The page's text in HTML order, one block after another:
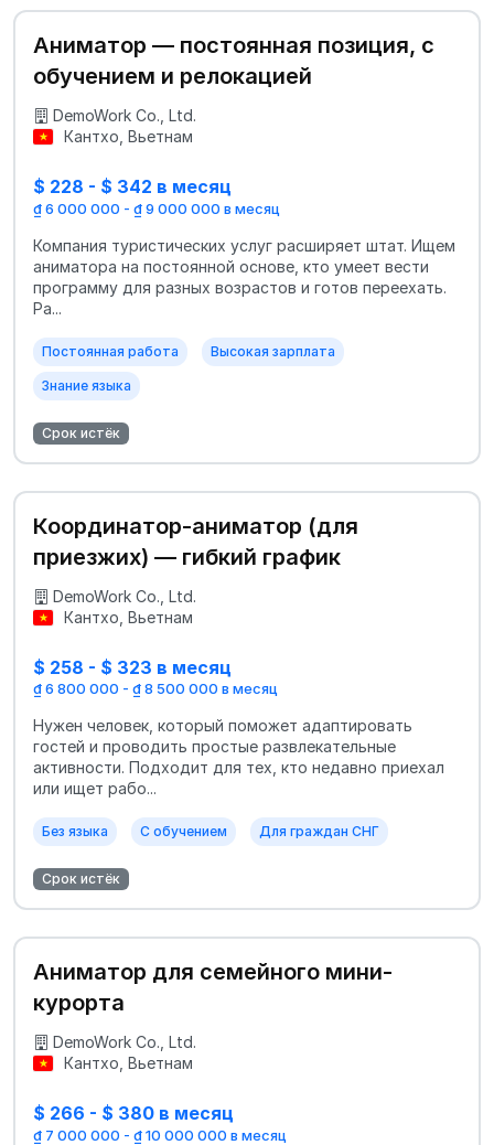
Аниматор — постоянная позиция, с
обучением и релокацией
DemoWork Co., Ltd.
Кантхо, Вьетнам
$ 228 - $ 342 в месяц
₫ 6 000 000 - ₫ 9 000 000 в месяц
Компания туристических услуг расширяет штат. Ищем
аниматора на постоянной основе, кто умеет вести
программу для разных возрастов и готов переехать.
Ра...
Постоянная работа Высокая зарплата
Знание языка
Срок истёк
Координатор-аниматор (для
приезжих) — гибкий график
DemoWork Co., Ltd.
Кантхо, Вьетнам
$ 258 - $ 323 в месяц
₫ 6 800 000 - ₫ 8 500 000 в месяц
Нужен человек, который поможет адаптировать
гостей и проводить простые развлекательные
активности. Подходит для тех, кто недавно приехал
или ищет рабо...
Без языка С обучением Для граждан СНГ
Срок истёк
Аниматор для семейного мини-
курорта
DemoWork Co., Ltd.
Кантхо, Вьетнам
$ 266 - $ 380 в месяц
₫ 7 000 000 - ₫ 10 000 000 в месяц